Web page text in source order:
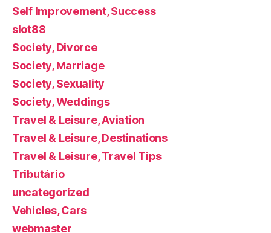
Self Improvement, Success
slot88
Society, Divorce
Society, Marriage
Society, Sexuality
Society, Weddings
Travel & Leisure, Aviation
Travel & Leisure, Destinations
Travel & Leisure, Travel Tips
Tributário
uncategorized
Vehicles, Cars
webmaster